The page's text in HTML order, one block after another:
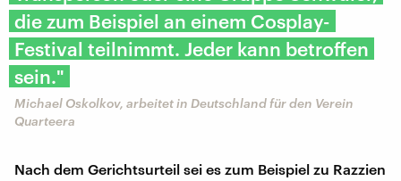
die zum Beispiel an einem Cosplay-
Festival teilnimmt. Jeder kann betroffen
sein."
Michael Oskolkov, arbeitet in Deutschland für den Verein
Quarteera
Nach dem Gerichtsurteil sei es zum Beispiel zu Razzien